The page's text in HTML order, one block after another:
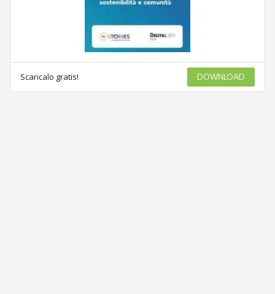
Scaricalo gratis! DOWNLOAD